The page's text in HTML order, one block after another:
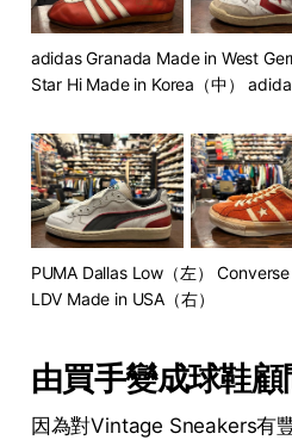
adidas Granada Made in West
Star Hi Made in Korea（中）
PUMA Dallas Low（左）
LDV Made in USA（右）
由買手變成球鞋顧
因為對Vintage Sneakers有